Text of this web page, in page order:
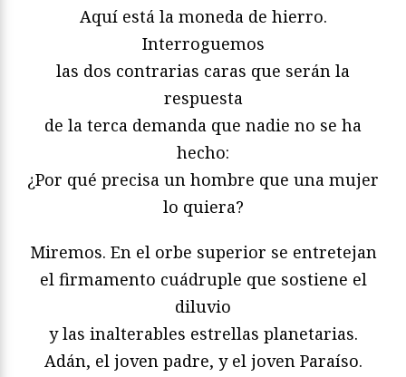
Aquí está la moneda de hierro.
Interroguemos
las dos contrarias caras que serán la
respuesta
de la terca demanda que nadie no se ha
hecho:
¿Por qué precisa un hombre que una mujer
lo quiera?
Miremos. En el orbe superior se entretejan
el firmamento cuádruple que sostiene el
diluvio
y las inalterables estrellas planetarias.
Adán, el joven padre, y el joven Paraíso.